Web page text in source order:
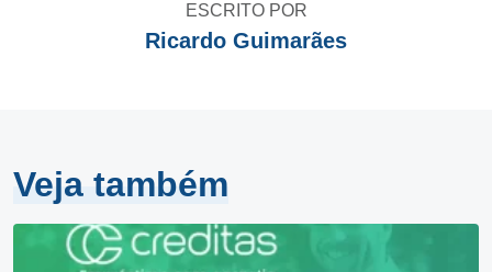
ESCRITO POR
Ricardo Guimarães
Veja também